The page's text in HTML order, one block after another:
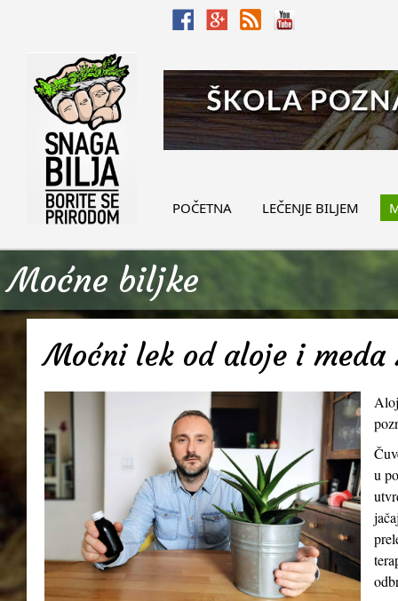
POČETNA LEČENJE BILJEM
Moćne biljke
Moćni lek od aloje i meda
u